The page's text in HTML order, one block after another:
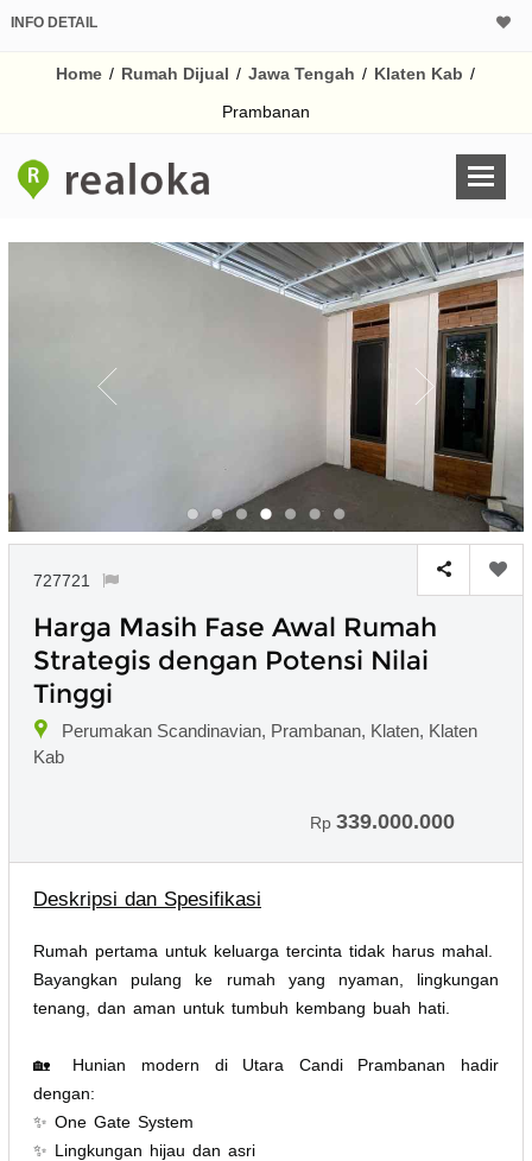
INFO DETAIL
Home / Rumah Dijual / Jawa Tengah / Klaten Kab /
Prambanan
727721
Harga Masih Fase Awal Rumah
Strategis dengan Potensi Nilai
Tinggi
Perumakan Scandinavian, Prambanan, Klaten, Klaten
Kab
Rp 339.000.000
Deskripsi dan Spesifikasi
Rumah pertama untuk keluarga tercinta tidak harus mahal.
Bayangkan pulang ke rumah yang nyaman, lingkungan
tenang, dan aman untuk tumbuh kembang buah hati.
🏡 Hunian modern di Utara Candi Prambanan hadir
dengan:
✨ One Gate System
✨ Lingkungan hijau dan asri
Harga Rp
% /th
Untuk hasil simulasi
pada kotak-
Simpan